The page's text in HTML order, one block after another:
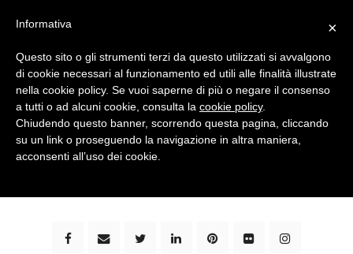
bimbi e viaggi - family travel blog: community #1 in
×
Informativa
Questo sito o gli strumenti terzi da questo utilizzati si avvalgono
di cookie necessari al funzionamento ed utili alle finalità illustrate
nella cookie policy. Se vuoi saperne di più o negare il consenso
a tutti o ad alcuni cookie, consulta la cookie policy.
Chiudendo questo banner, scorrendo questa pagina, cliccando
su un link o proseguendo la navigazione in altra maniera,
acconsenti all’uso dei cookie.